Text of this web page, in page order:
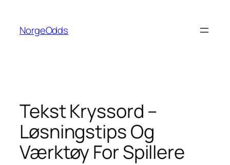
innhold
NorgeOdds
Tekst Kryssord –
Løsningstips Og
Værktøy For Spillere